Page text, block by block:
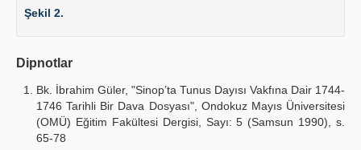
Şekil 2.
Dipnotlar
Bk. İbrahim Güler, "Sinop’ta Tunus Dayısı Vakfına Dair 1744-
1746 Tarihli Bir Dava Dosyası", Ondokuz Mayıs Üniversitesi
(OMÜ) Eğitim Fakültesi Dergisi, Sayı: 5 (Samsun 1990), s.
65-78